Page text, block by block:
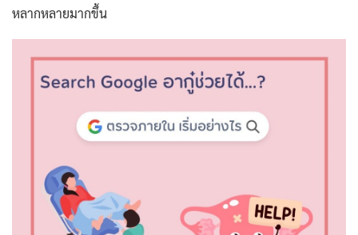
หลากหลายมากขึ้น